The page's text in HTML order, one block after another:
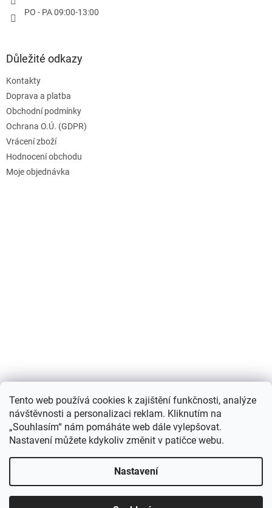
Tento web používá cookies k zajištění funkčnosti, analýze
návštěvnosti a personalizaci reklam. Kliknutím na
„Souhlasím“ nám pomáháte web dále vylepšovat.
Nastavení můžete kdykoliv změnit v patičce webu.
Nastavení
PO - PA 09:00-13:00
Důležité odkazy
Kontakty
Doprava a platba
Obchodní podmínky
Ochrana O.Ú. (GDPR)
Vrácení zboží
Hodnocení obchodu
Moje objednávka
0KS /0 KČ